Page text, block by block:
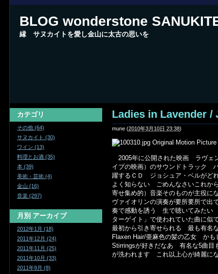
BLOG wonderstone
縁 サヌカイトを愛し金山に太古の思いを
Ladies in Lavender /
mune (2010年3月10日 23:38)
Original Motion
2005年に公開された映画 ラヴェ
イプの映画）のサウンドトラック
躍するＣＤ ジョシュア・ベルがど
よく知らない ごめんなさいこれか
寄せ集め的）音楽そのものが主役に
ヴァイオリンの演奏が要所要所で出
奏で感動を誘う 生で聴いてみたい
ターゲイト」で使われていた曲に
最初から引き寄せられる 最も有名
Flaxen Hair/亜麻色の髪の乙女 か
Stirringsが好きだなあ 有名な5曲
が洗われます これ以上心が綺麗
カテゴリ
その他 (64)
サヌカイト (30)
ワイン (13)
料理とお酒 (35)
本 (39)
美術・芸術 (4)
金山 (16)
音楽 (297)
月別 アーカイブ
2012年1月 (18)
2011年12月 (24)
2011年11月 (25)
2011年10月 (33)
2011年9月 (8)